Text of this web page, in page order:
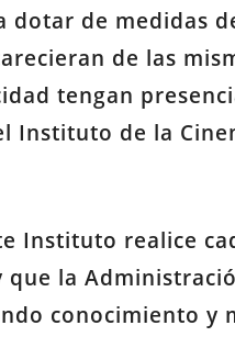
de medidas
de las
tengan
Instituto de la
Instituto realice
la
conocimiento y